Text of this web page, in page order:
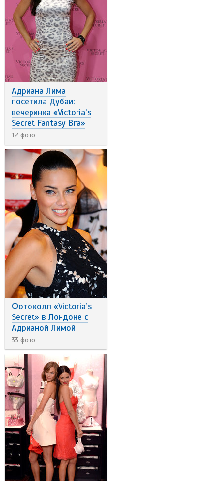
Адриана Лима
посетила Дубаи:
вечеринка «Victoria’s
Secret Fantasy Bra»
12 фото
Фотоколл «Victoria’s
Secret» в Лондоне с
Адрианой Лимой
33 фото